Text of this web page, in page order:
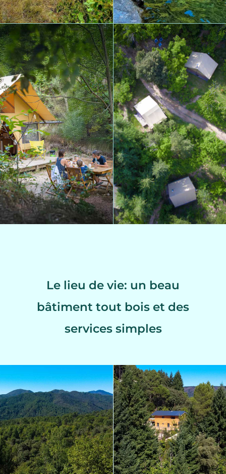
Le lieu de vie: un beau
bâtiment tout bois et des
services simples